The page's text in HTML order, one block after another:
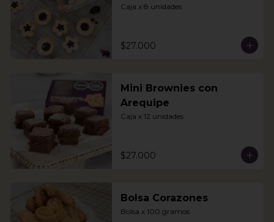
Caja x 8 unidades
$27.000
Mini Brownies con
Arequipe
Caja x 12 unidades
$27.000
Bolsa Corazones
Bolsa x 100 gramos